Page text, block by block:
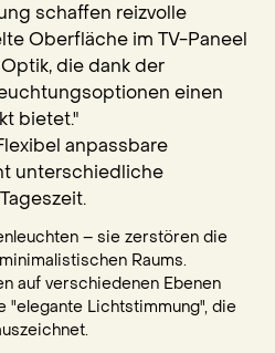
schaffen reizvolle
Oberfläche im TV-Paneel
die dank der
einen
bietet."
anpassbare
unterschiedliche
– sie zerstören die
Raums.
auf verschiedenen Ebenen
"elegante Lichtstimmung", die